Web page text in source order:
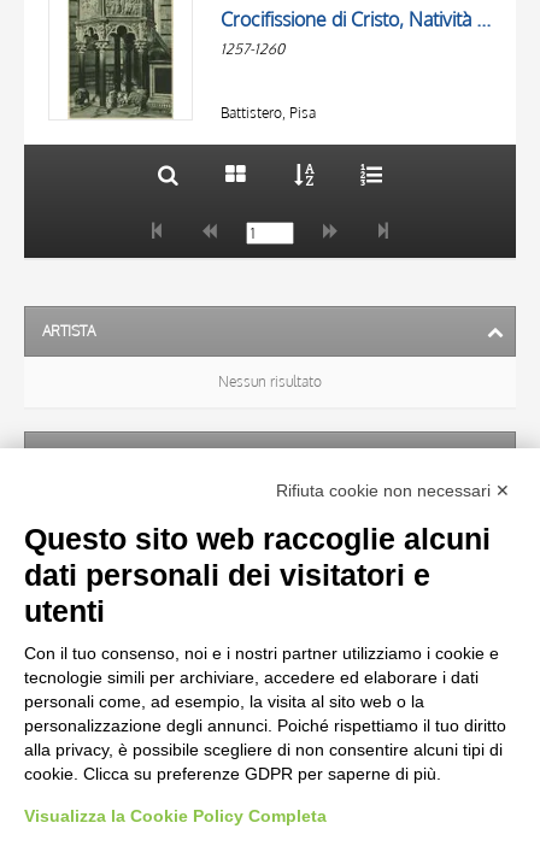
Crocifissione di Cristo, Natività di Gesù, Annunciazione, Lavanda di Gesù Bambino, Adorazione dei Re Magi, Presentazione di Gesù al Tempio, Giudizio Universale, Profeti, Evangelisti, Allegorie delle Virtù, San Giovanni Battista, San Michele Arcangelo...
1257-1260
Battistero, Pisa
OGGETTO
ARTISTA
Nessun risultato
OGGETTO
LOCALIZZAZIONE
CRONOLOGIA
Rifiuta cookie non necessari ✕
Questo sito web raccoglie alcuni
dati personali dei visitatori e
utenti
Con il tuo consenso, noi e i nostri partner utilizziamo i cookie e
tecnologie simili per archiviare, accedere ed elaborare i dati
personali come, ad esempio, la visita al sito web o la
personalizzazione degli annunci. Poiché rispettiamo il tuo diritto
alla privacy, è possibile scegliere di non consentire alcuni tipi di
cookie. Clicca su preferenze GDPR per saperne di più.
Visualizza la Cookie Policy Completa